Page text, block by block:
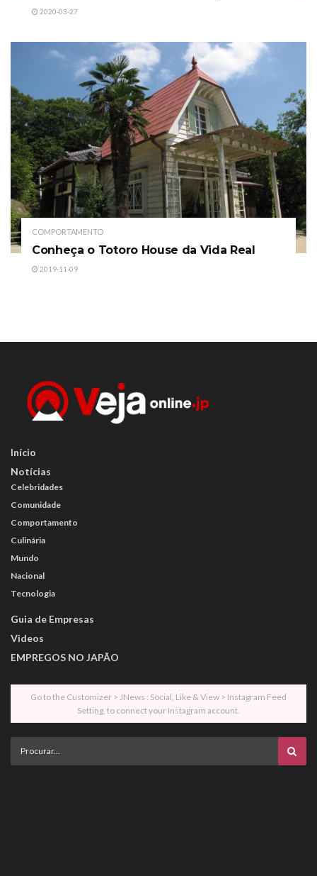
2020-03-27
COMPORTAMENTO
Conheça o Totoro House da Vida Real
2019-11-09
Início
Notícias
Celebridades
Comunidade
Comportamento
Culinária
Mundo
Nacional
Tecnologia
Guia de Empresas
Videos
EMPREGOS NO JAPÃO
Go to the Customizer > JNews : Social, Like & View > Instagram Feed
Setting, to connect your Instagram account.